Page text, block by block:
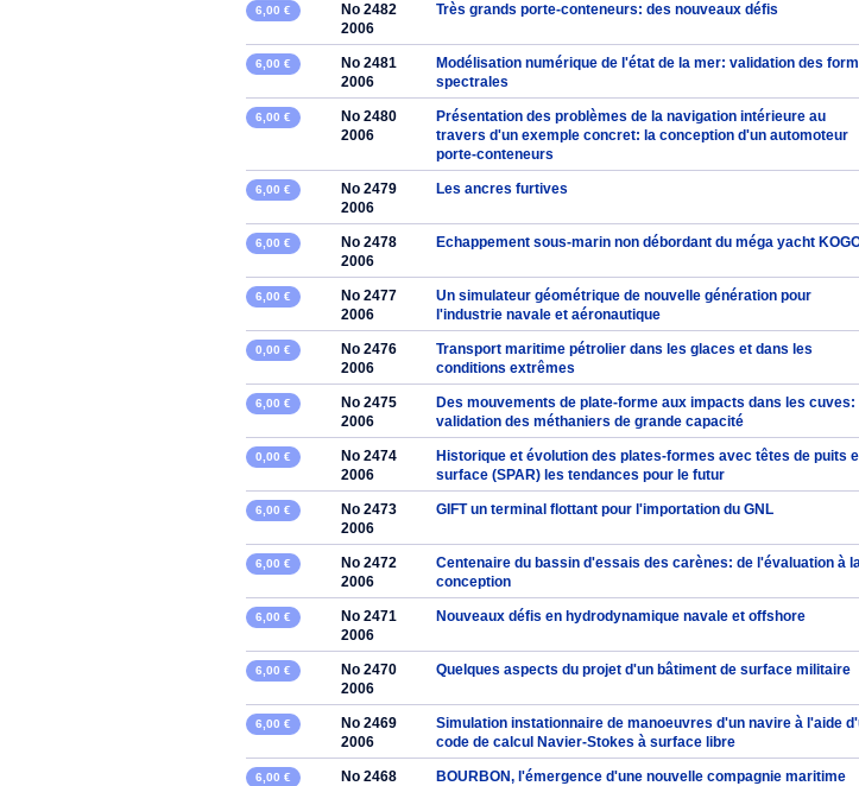
6,00 €
No 2482
2006
Très grands porte-conteneurs: des nouveaux défis
6,00 €
No 2481
2006
Modélisation numérique de l'état de la mer: validation des
spectrales
6,00 €
No 2480
2006
Présentation des problèmes de la navigation intérieure au
travers d'un exemple concret: la conception d'un automoteur
porte-conteneurs
6,00 €
No 2479
2006
Les ancres furtives
6,00 €
No 2478
2006
Echappement sous-marin non débordant du méga yacht
6,00 €
No 2477
2006
Un simulateur géométrique de nouvelle génération pour
l'industrie navale et aéronautique
0,00 €
No 2476
2006
Transport maritime pétrolier dans les glaces et dans les
conditions extrêmes
6,00 €
No 2475
2006
Des mouvements de plate-forme aux impacts dans les cuves:
validation des méthaniers de grande capacité
0,00 €
No 2474
2006
Historique et évolution des plates-formes avec têtes de puits
surface (SPAR) les tendances pour le futur
6,00 €
No 2473
2006
GIFT un terminal flottant pour l'importation du GNL
6,00 €
No 2472
2006
Centenaire du bassin d'essais des carènes: de l'évaluation à
conception
6,00 €
No 2471
2006
Nouveaux défis en hydrodynamique navale et offshore
6,00 €
No 2470
2006
Quelques aspects du projet d'un bâtiment de surface militaire
6,00 €
No 2469
2006
Simulation instationnaire de manoeuvres d'un navire à l'aide
code de calcul Navier-Stokes à surface libre
6,00 €
No 2468
BOURBON, l'émergence d'une nouvelle compagnie maritime